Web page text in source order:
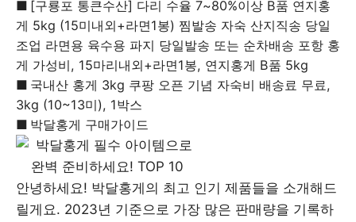
[구룡포 통큰수산] 다리 수율 7~80%이상 B품 연지홍
게 5kg (15미내외+라면1봉) 찜발송 자숙 산지직송 당일
조업 라면용 육수용 파지 당일발송 또는 순차배송 포항 홍
게 가성비, 15마리내외+라면1봉, 연지홍게 B품 5kg
국내산 홍게 3kg 쿠팡 오픈 기념 자숙비 배송료 무료,
3kg (10~13미), 1박스
박달홍게 구매가이드
안녕하세요! 박달홍게의 최고 인기 제품들을 소개해드
릴게요. 2023년 기준으로 가장 많은 판매량을 기록하